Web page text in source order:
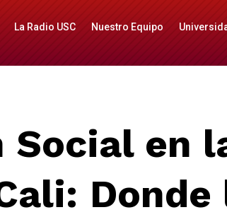
La Radio USC Nuestro Equipo
Social en